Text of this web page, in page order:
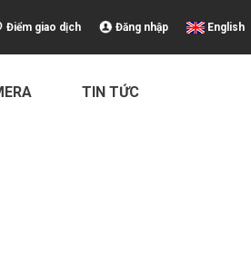
Điểm giao dịch Đăng nhập English
TIN TỨC